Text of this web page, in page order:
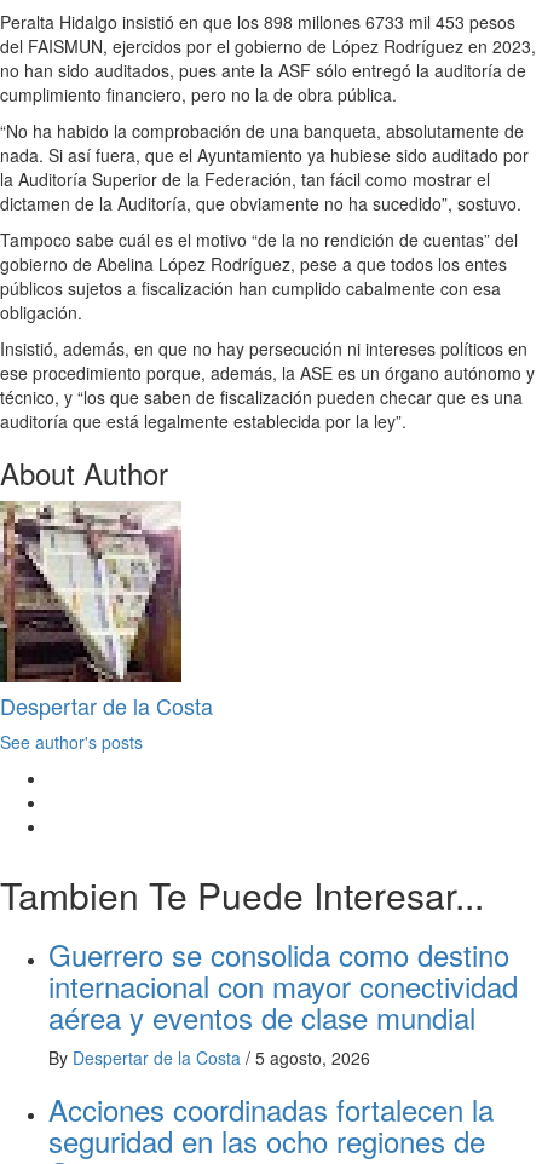
Peralta Hidalgo insistió en que los 898 millones 6733 mil 453 pesos
del FAISMUN, ejercidos por el gobierno de López Rodríguez en 2023,
no han sido auditados, pues ante la ASF sólo entregó la auditoría de
cumplimiento financiero, pero no la de obra pública.
“No ha habido la comprobación de una banqueta, absolutamente de
nada. Si así fuera, que el Ayuntamiento ya hubiese sido auditado por
la Auditoría Superior de la Federación, tan fácil como mostrar el
dictamen de la Auditoría, que obviamente no ha sucedido”, sostuvo.
Tampoco sabe cuál es el motivo “de la no rendición de cuentas” del
gobierno de Abelina López Rodríguez, pese a que todos los entes
públicos sujetos a fiscalización han cumplido cabalmente con esa
obligación.
Insistió, además, en que no hay persecución ni intereses políticos en
ese procedimiento porque, además, la ASE es un órgano autónomo y
técnico, y “los que saben de fiscalización pueden checar que es una
auditoría que está legalmente establecida por la ley”.
About Author
Despertar de la Costa
See author's posts
Tambien Te Puede Interesar...
Guerrero se consolida como destino
internacional con mayor conectividad
aérea y eventos de clase mundial
By Despertar de la Costa / 5 agosto, 2026
Acciones coordinadas fortalecen la
seguridad en las ocho regiones de